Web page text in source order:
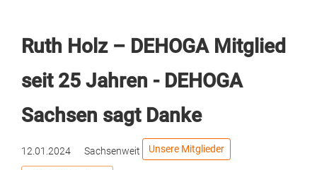
Ruth Holz – DEHOGA Mitglied
seit 25 Jahren - DEHOGA
Sachsen sagt Danke
12.01.2024 Sachsenweit Unsere Mitglieder